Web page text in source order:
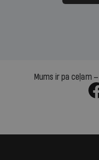
Mums ir pa ceļam